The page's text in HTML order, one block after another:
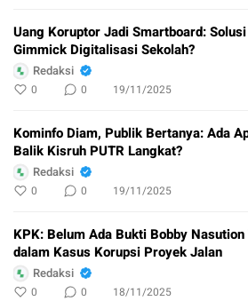
Uang Koruptor Jadi Smartboard:
Gimmick Digitalisasi Sekolah?
Redaksi
0 0 19/11/2025
Kominfo Diam, Publik Bertanya: Ada
Balik Kisruh PUTR Langkat?
Redaksi
0 0 19/11/2025
KPK: Belum Ada Bukti Bobby
dalam Kasus Korupsi Proyek Jalan
Redaksi
0 0 18/11/2025